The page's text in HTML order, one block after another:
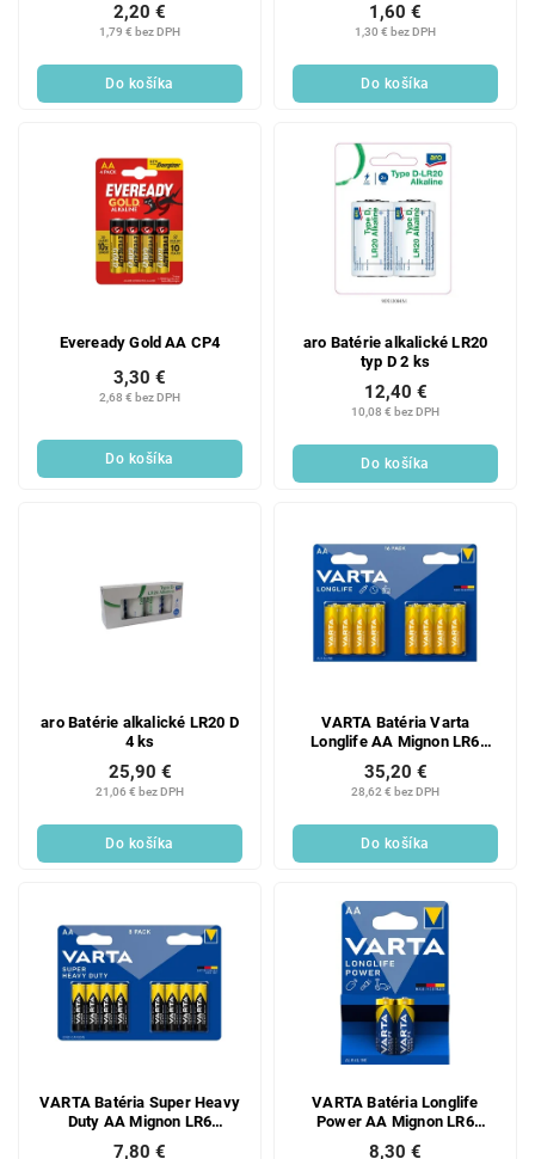
1,79 € bez DPH
2,20 €
Do košíka
1,30 € bez DPH
1,60 €
Do košíka
Eveready Gold AA CP4
2,68 € bez DPH
3,30 €
Do košíka
aro Batérie alkalické LR20
typ D 2 ks
10,08 € bez DPH
12,40 €
Do košíka
aro Batérie alkalické LR20 D
4 ks
21,06 € bez DPH
25,90 €
Do košíka
VARTA Batéria Varta
Longlife AA Mignon LR6
28,62 € bez DPH
35,20 €
Do košíka
VARTA Batéria Super Heavy
Duty AA Mignon LR6
7,80 €
VARTA Batéria Longlife
Power AA Mignon LR6
8,30 €